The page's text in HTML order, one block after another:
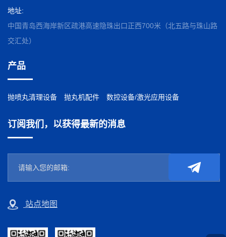
地址:
中国青岛西海岸新区疏港高速隐珠出口正西700米（北五路与珠山路
交汇处）
产品
抛喷丸清理设备 抛丸机配件 数控设备/激光应用设备
订阅我们，以获得最新的消息
站点地图